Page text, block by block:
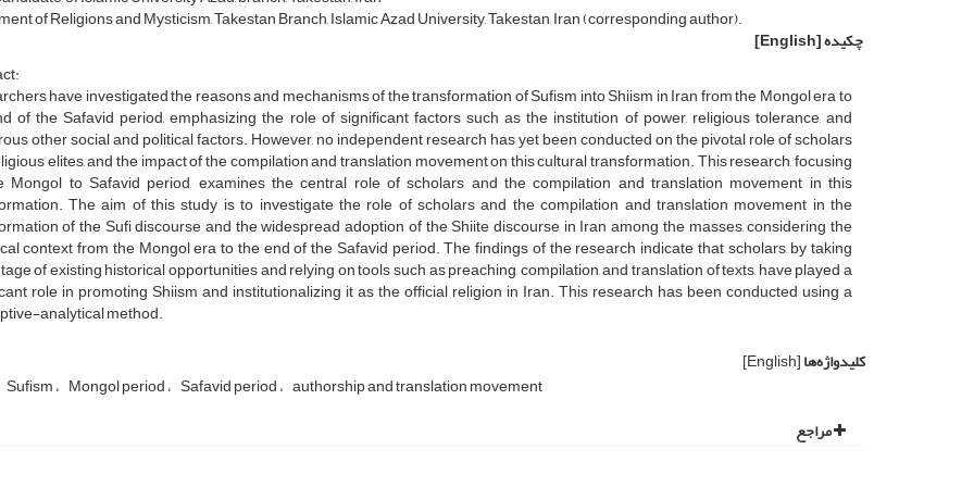
of Religions and Mysticism, Takestan Branch, Islamic Azad University, Takestan, Iran (corresponding author).
چکیده[English]
have investigated the reasons and mechanisms of the transformation of Sufism into Shiism in Iran from the Mongol era to
of the Safavid period, emphasizing the role of significant factors such as the institution of power, religious tolerance, and
other social and political factors. However, no independent research has yet been conducted on the pivotal role of scholars
elites, and the impact of the compilation and translation movement on this cultural transformation. This research, focusing
Mongol to Safavid period, examines the central role of scholars and the compilation and translation movement in this
The aim of this study is to investigate the role of scholars and the compilation and translation movement in the
of the Sufi discourse and the widespread adoption of the Shiite discourse in Iran among the masses, considering the
context from the Mongol era to the end of the Safavid period. The findings of the research indicate that scholars, by taking
of existing historical opportunities and relying on tools such as preaching, compilation, and translation of texts, have played a
role in promoting Shiism and institutionalizing it as the official religion in Iran. This research has been conducted using a
analytical method.
کلیدواژه‌ها[English]
Sufism Mongol period Safavid period authorship and translation movement
مراجع